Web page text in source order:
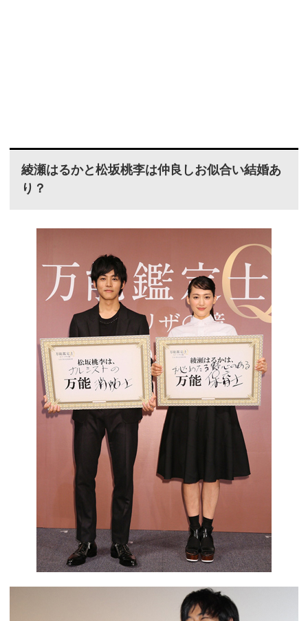
綾瀬はるかと松坂桃李は仲良しお似合い結婚あ
り？